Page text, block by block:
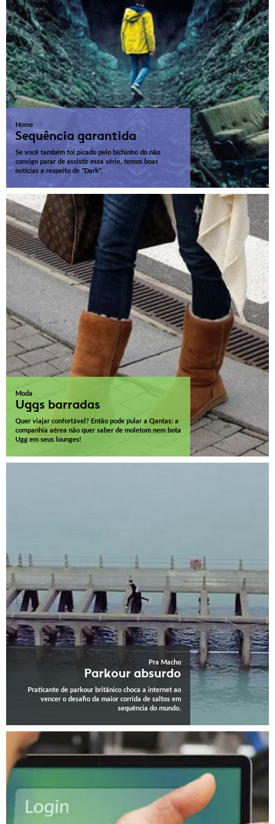
Home
Sequência garantida
Se você também foi picado pelo bichinho do não
consigo parar de assistir essa série, temos boas
notícias a respeito de "Dark".
Moda
Uggs barradas
Quer viajar confortável? Então pode pular a Qantas: a
companhia aérea não quer saber de moletom nem bota
Ugg em seus lounges!
Pra Macho
Parkour absurdo
Praticante de parkour britânico choca a internet ao
vencer o desafio da maior corrida de saltos em
sequência do mundo.